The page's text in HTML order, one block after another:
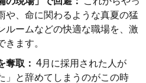
や、命に関わるような真夏の猛
ルームなどの快適な職場を、激
ます。
奪取： 4月に採用された人が
」と辞めてしまうのがこの時